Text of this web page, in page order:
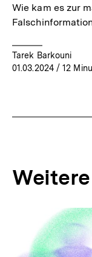
Wie kam es zur
Tarek Barkouni
01.03.2024/ 12
weitere
Inhalte
überspringen